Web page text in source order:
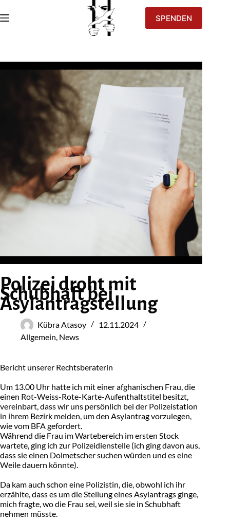
SPENDEN
Polizei droht mit
Schubhaft bei
Asylantragstellung
Kübra Atasoy
12.11.2024
Allgemein, News
Bericht unserer Rechtsberaterin
Um 13.00 Uhr hatte ich mit einer afghanischen Frau, die
einen Rot-Weiss-Rote-Karte-Aufenthaltstitel besitzt,
vereinbart, dass wir uns persönlich bei der Polizeistation
in ihrem Bezirk melden, um den Asylantrag vorzulegen,
wie vom BFA gefordert.
Während die Frau im Wartebereich im ersten Stock
wartete, ging ich zur Polizeidienstelle (ich ging davon aus,
dass sie einen Dolmetscher suchen würden und es eine
Weile dauern könnte).
Da kam auch schon eine Polizistin, die, obwohl ich ihr
erzählte, dass es um die Stellung eines Asylantrags ginge,
mich fragte, wo die Frau sei, weil sie sie in Schubhaft
nehmen müsste.